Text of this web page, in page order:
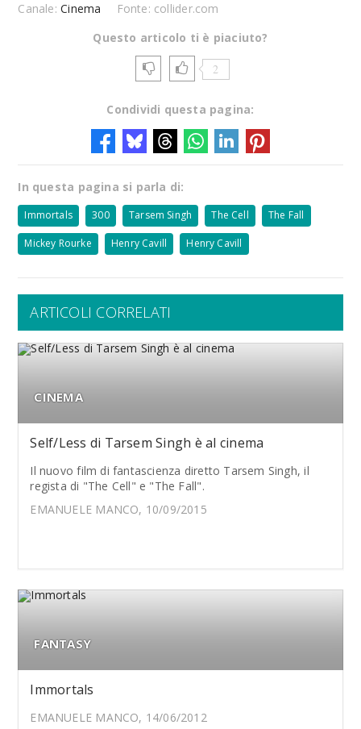
Canale:Cinema
Fonte: collider.com
Questo articolo ti è piaciuto?
2
Condividi questa pagina:
In questa pagina si parla di:
Immortals 300 Tarsem Singh The Cell The Fall
Mickey Rourke Henry Cavill Henry Cavill
ARTICOLI CORRELATI
CINEMA
Self/Less di Tarsem Singh è al cinema
Il nuovo film di fantascienza diretto Tarsem Singh, il
regista di "The Cell" e "The Fall".
EMANUELE MANCO, 10/09/2015
FANTASY
Immortals
EMANUELE MANCO, 14/06/2012